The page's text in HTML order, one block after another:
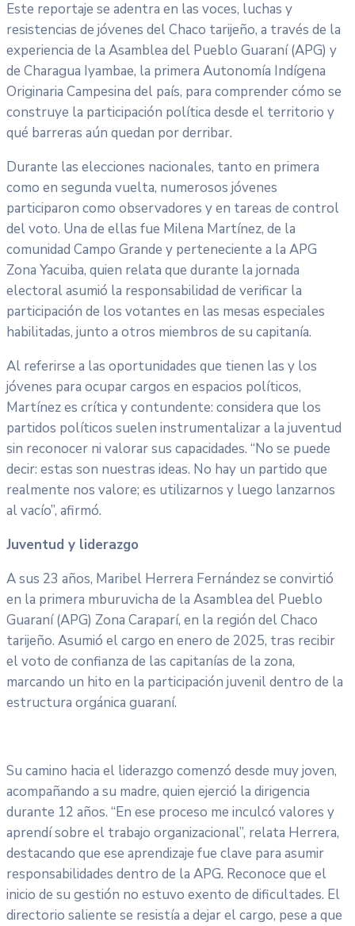
Este reportaje se adentra en las voces, luchas y
resistencias de jóvenes del Chaco tarijeño, a través de la
experiencia de la Asamblea del Pueblo Guaraní (APG) y
de Charagua Iyambae, la primera Autonomía Indígena
Originaria Campesina del país, para comprender cómo se
construye la participación política desde el territorio y
qué barreras aún quedan por derribar.
Durante las elecciones nacionales, tanto en primera
como en segunda vuelta, numerosos jóvenes
participaron como observadores y en tareas de control
del voto. Una de ellas fue Milena Martínez, de la
comunidad Campo Grande y perteneciente a la APG
Zona Yacuiba, quien relata que durante la jornada
electoral asumió la responsabilidad de verificar la
participación de los votantes en las mesas especiales
habilitadas, junto a otros miembros de su capitanía.
Al referirse a las oportunidades que tienen las y los
jóvenes para ocupar cargos en espacios políticos,
Martínez es crítica y contundente: considera que los
partidos políticos suelen instrumentalizar a la juventud
sin reconocer ni valorar sus capacidades. “No se puede
decir: estas son nuestras ideas. No hay un partido que
realmente nos valore; es utilizarnos y luego lanzarnos
al vacío”, afirmó.
Juventud y liderazgo
A sus 23 años, Maribel Herrera Fernández se convirtió
en la primera mburuvicha de la Asamblea del Pueblo
Guaraní (APG) Zona Caraparí, en la región del Chaco
tarijeño. Asumió el cargo en enero de 2025, tras recibir
el voto de confianza de las capitanías de la zona,
marcando un hito en la participación juvenil dentro de la
estructura orgánica guaraní.
Su camino hacia el liderazgo comenzó desde muy joven,
acompañando a su madre, quien ejerció la dirigencia
durante 12 años. “En ese proceso me inculcó valores y
aprendí sobre el trabajo organizacional”, relata Herrera,
destacando que ese aprendizaje fue clave para asumir
responsabilidades dentro de la APG. Reconoce que el
inicio de su gestión no estuvo exento de dificultades. El
directorio saliente se resistía a dejar el cargo, pese a que